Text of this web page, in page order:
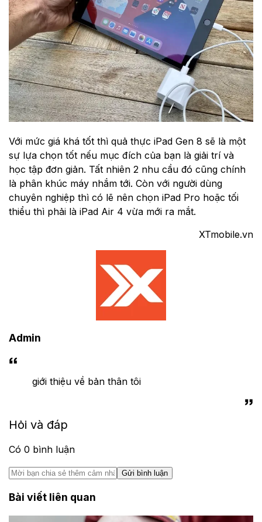
Với mức giá khá tốt thì quả thực iPad Gen 8 sẽ là một
sự lựa chọn tốt nếu mục đích của bạn là giải trí và
học tập đơn giản. Tất nhiên 2 nhu cầu đó cũng chính
là phân khúc máy nhắm tới. Còn với người dùng
chuyên nghiệp thì có lẽ nên chọn iPad Pro hoặc tối
thiểu thì phải là iPad Air 4 vừa mới ra mắt.
XTmobile.vn
Admin
giới thiệu về bản thân tôi
Hỏi và đáp
Có 0 bình luận
Gửi bình luận
Bài viết liên quan